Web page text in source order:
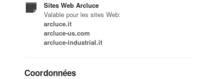
Sites Web Arcluce
Valable pour les sites Web:
arcluce.it
arcluce-us.com
arcluce-industrial.it
Coordonnées